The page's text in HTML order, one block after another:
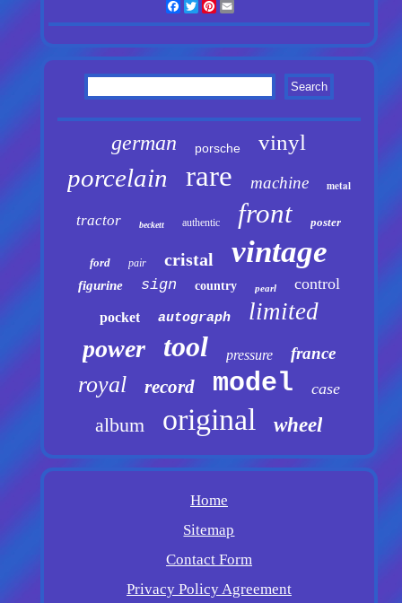
Facebook
TwitterPinterest
Email
german porsche vinyl
porcelain rare machine metal
tractor beckett authentic front poster
ford pair cristal vintage
figurine sign country pearl control
pocket autograph limited
power tool pressure france
royal record model case
album original wheel
Home
Sitemap
Contact Form
Privacy Policy Agreement